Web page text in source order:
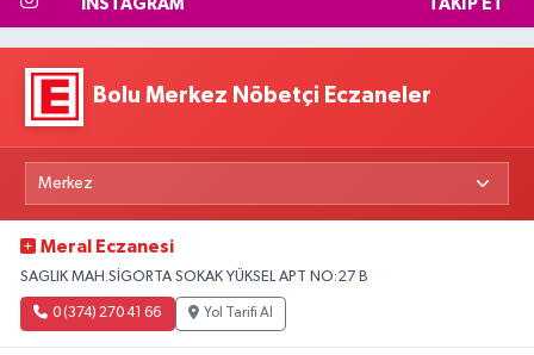
INSTAGRAM TAKIP ET
Bolu Merkez Nöbetçi Eczaneler
Meral Eczanesi
SAGLIK MAH.SİGORTA SOKAK YÜKSEL APT NO:27 B
0 (374) 270 41 66 Yol Tarifi Al